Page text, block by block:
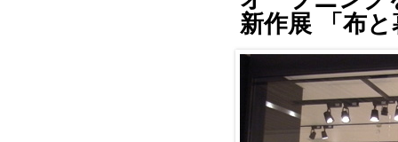
新作展 「布